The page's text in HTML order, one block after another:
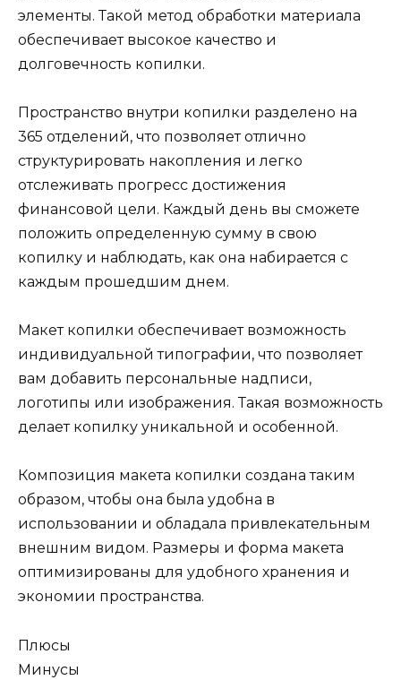
элементы. Такой метод обработки материала
обеспечивает высокое качество и
долговечность копилки.
Пространство внутри копилки разделено на
365 отделений, что позволяет отлично
структурировать накопления и легко
отслеживать прогресс достижения
финансовой цели. Каждый день вы сможете
положить определенную сумму в свою
копилку и наблюдать, как она набирается с
каждым прошедшим днем.
Макет копилки обеспечивает возможность
индивидуальной типографии, что позволяет
вам добавить персональные надписи,
логотипы или изображения. Такая возможность
делает копилку уникальной и особенной.
Композиция макета копилки создана таким
образом, чтобы она была удобна в
использовании и обладала привлекательным
внешним видом. Размеры и форма макета
оптимизированы для удобного хранения и
экономии пространства.
Плюсы
Минусы